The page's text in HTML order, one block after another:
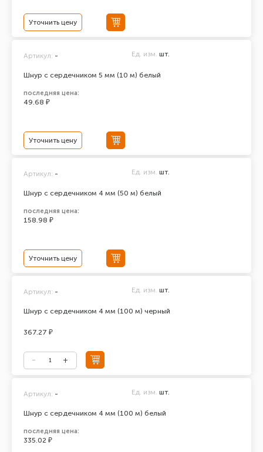
Уточнить цену
Шнур с сердечником 5 мм (10 м) белый
Артикул: - Ед. изм. шт.
последняя цена:
49.68 ₽
Уточнить цену
Шнур с сердечником 4 мм (50 м) белый
Артикул: - Ед. изм. шт.
последняя цена:
158.98 ₽
Уточнить цену
Шнур с сердечником 4 мм (100 м) черный
Артикул: - Ед. изм. шт.
367.27 ₽
Шнур с сердечником 4 мм (100 м) белый
Артикул: - Ед. изм. шт.
последняя цена:
335.02 ₽